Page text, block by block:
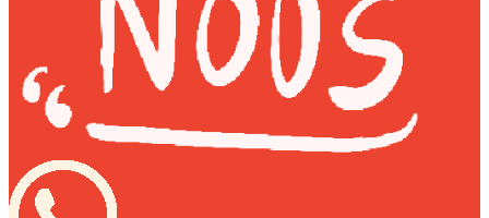
Vizavi
Wally Plush Toys
Zimaz Kreol